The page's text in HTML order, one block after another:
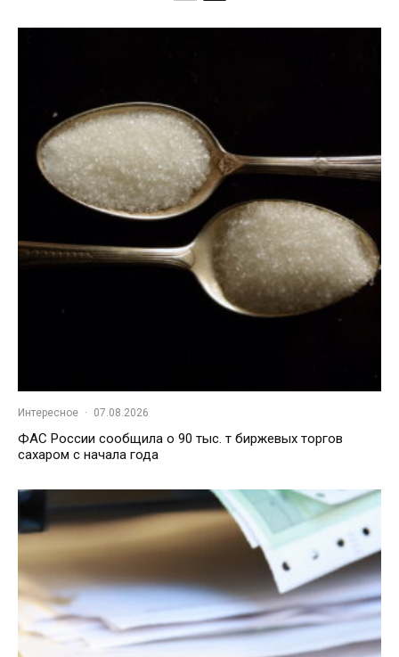
Интересное · 07.08.2026
ФАС России сообщила о 90 тыс. т биржевых торгов
сахаром с начала года